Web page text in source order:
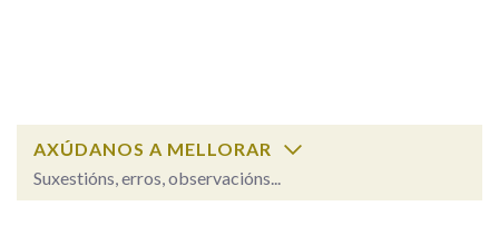
AXÚDANOS A MELLORAR
Suxestións, erros, observacións...